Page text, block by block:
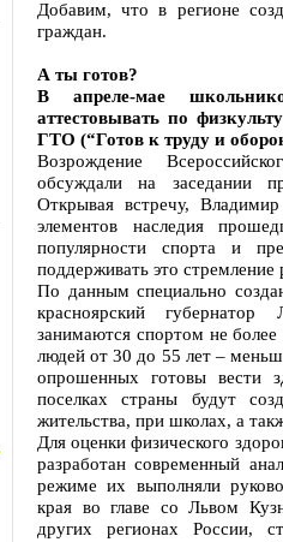
Добавим, что в регионе
граждан.
А ты готов?
В апреле-мае
аттестовывать по
ГТО (“Готов к труду и
Возрождение
обсуждали на заседании
Открывая встречу,
элементов наследия
популярности спорта и
поддерживать это стремление
По данным специально
красноярский губернатор
занимаются спортом не
людей от 30 до 55 лет –
опрошенных готовы вести
поселках страны будут
жительства, при школах, а
Для оценки физического
разработан современный
режиме их выполняли
края во главе со Львом
других регионах России,